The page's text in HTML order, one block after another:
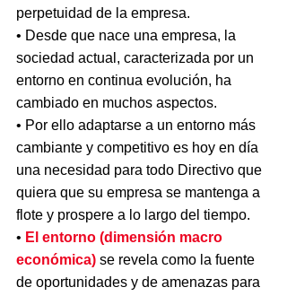
perpetuidad de la empresa.
• Desde que nace una empresa, la
sociedad actual, caracterizada por un
entorno en continua evolución, ha
cambiado en muchos aspectos.
• Por ello adaptarse a un entorno más
cambiante y competitivo es hoy en día
una necesidad para todo Directivo que
quiera que su empresa se mantenga a
flote y prospere a lo largo del tiempo.
• El entorno (dimensión macro
económica) se revela como la fuente
de oportunidades y de amenazas para